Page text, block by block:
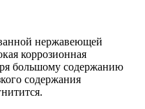
нержавеющей
коррозионная
большому содержанию
содержания